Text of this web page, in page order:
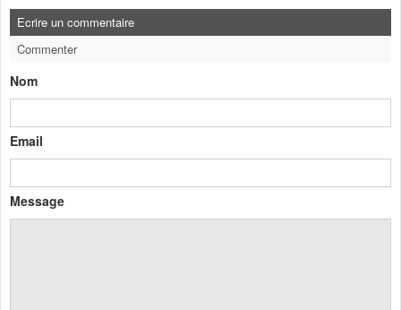
Ecrire un commentaire
Commenter
Nom
Email
Message